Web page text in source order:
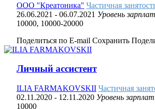
ООО "Креатоника" Частичная
26.06.2021 - 06.07.2021 Уровень
10000, 10000-20000
Поделиться по E-mail Сохранить
Личный ассистент
ILIA FARMAKOVSKII Частичная
02.11.2020 - 12.11.2020 Уровень
10000